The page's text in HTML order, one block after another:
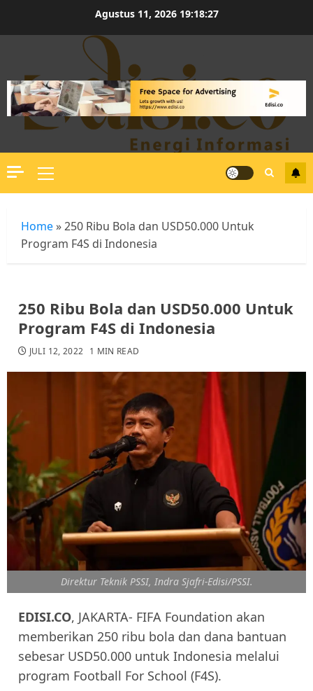
Agustus 11, 2026 19:18:27
Primary
Menu
Home »250 Ribu Bola dan USD50.000 Untuk
Program F4S di Indonesia
250 Ribu Bola dan USD50.000 Untuk
Program F4S di Indonesia
JULI 12, 2022 1 MIN READ
Direktur Teknik PSSI, Indra Sjafri-Edisi/PSSI.
EDISI.CO, JAKARTA- FIFA Foundation akan
memberikan 250 ribu bola dan dana bantuan
sebesar USD50.000 untuk Indonesia melalui
program Football For School (F4S).